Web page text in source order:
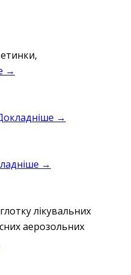
→
→
→
лікувальних
аерозольних